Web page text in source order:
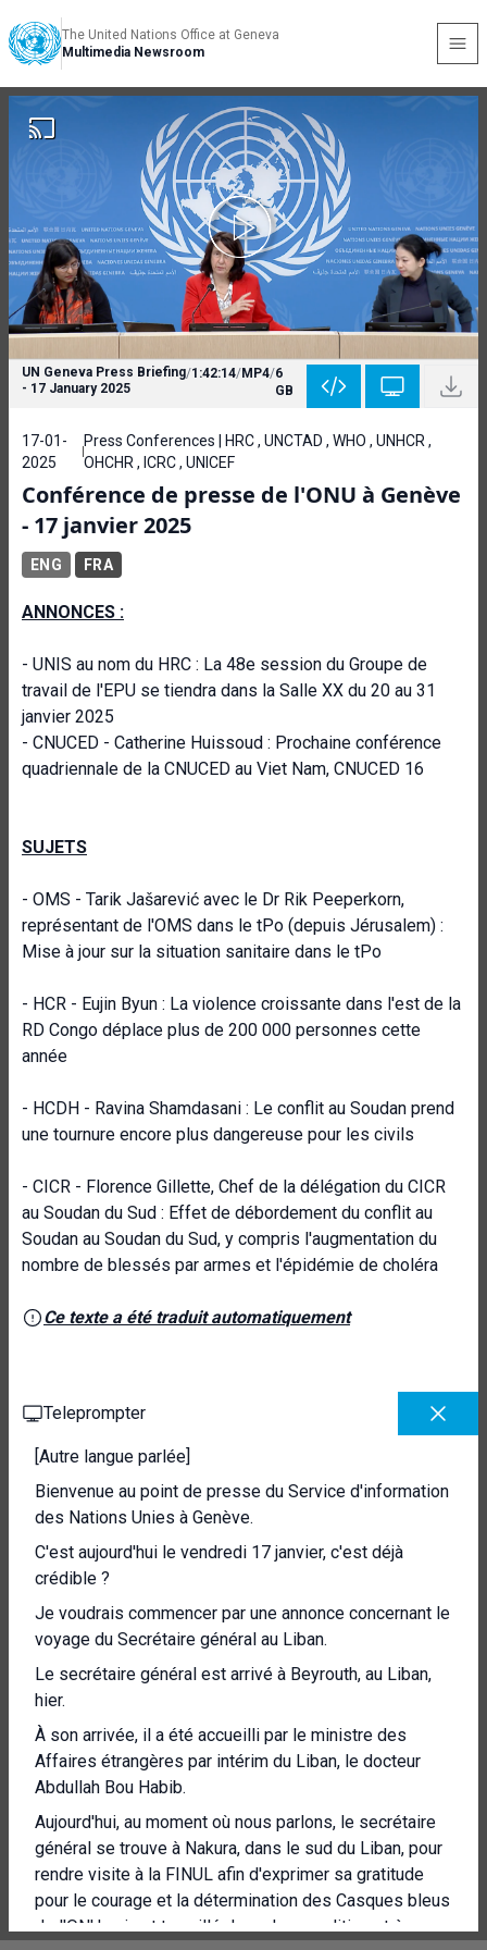
The United Nations Office at Geneva
Multimedia Newsroom
UN Geneva Press Briefing
- 17 January 2025
/1:42:14/MP4/6
GB
17-01-
2025
Press Conferences | HRC , UNCTAD , WHO , UNHCR ,
OHCHR , ICRC , UNICEF
Conférence de presse de l'ONU à Genève
- 17 janvier 2025
ENG FRA
ANNONCES :
- UNIS au nom du HRC : La 48e session du Groupe de
travail de l'EPU se tiendra dans la Salle XX du 20 au 31
janvier 2025
- CNUCED - Catherine Huissoud : Prochaine conférence
quadriennale de la CNUCED au Viet Nam, CNUCED 16
SUJETS
- OMS - Tarik Jašarević avec le Dr Rik Peeperkorn,
représentant de l'OMS dans le tPo (depuis Jérusalem) :
Mise à jour sur la situation sanitaire dans le tPo
- HCR - Eujin Byun : La violence croissante dans l'est de la
RD Congo déplace plus de 200 000 personnes cette
année
- HCDH - Ravina Shamdasani : Le conflit au Soudan prend
une tournure encore plus dangereuse pour les civils
- CICR - Florence Gillette, Chef de la délégation du CICR
au Soudan du Sud : Effet de débordement du conflit au
Soudan au Soudan du Sud, y compris l'augmentation du
nombre de blessés par armes et l'épidémie de choléra
Ce texte a été traduit automatiquement
Teleprompter
[Autre langue parlée]
Bienvenue au point de presse du Service d'information
des Nations Unies à Genève.
C'est aujourd'hui le vendredi 17 janvier, c'est déjà
crédible ?
Je voudrais commencer par une annonce concernant le
voyage du Secrétaire général au Liban.
Le secrétaire général est arrivé à Beyrouth, au Liban,
hier.
À son arrivée, il a été accueilli par le ministre des
Affaires étrangères par intérim du Liban, le docteur
Abdullah Bou Habib.
Aujourd'hui, au moment où nous parlons, le secrétaire
général se trouve à Nakura, dans le sud du Liban, pour
rendre visite à la FINUL afin d'exprimer sa gratitude
pour le courage et la détermination des Casques bleus
de l'ONU qui ont travaillé dans des conditions très